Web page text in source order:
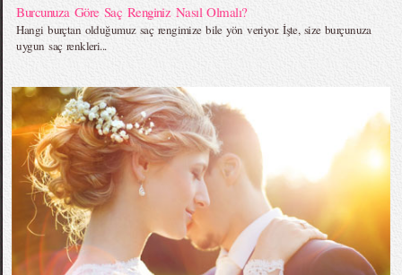
Burcunuza Göre Saç Renginiz Nasıl Olmalı?
Hangi burçtan olduğumuz saç rengimize bile yön veriyor. İşte, size burçunuza
uygun saç renkleri...